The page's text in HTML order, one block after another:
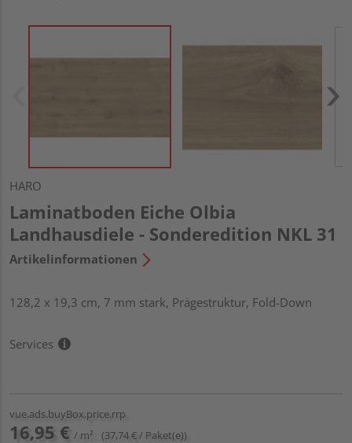
HARO
Laminatboden Eiche Olbia
Landhausdiele - Sonderedition NKL 31
Artikelinformationen
128,2 x 19,3 cm, 7 mm stark, Prägestruktur, Fold-Down
Services
vue.ads.buyBox.price.rrp
16,95 € / m² (37,74 € / Paket(e))